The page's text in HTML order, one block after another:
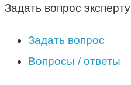
Задать вопрос эксперту
Задать вопрос
Вопросы / ответы